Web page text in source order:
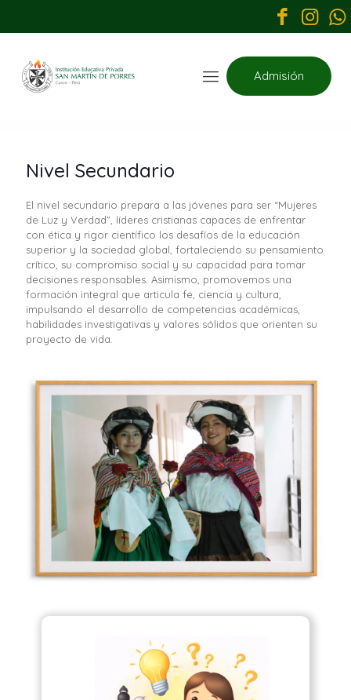
Admisión
Nivel Secundario
El nivel secundario prepara a las jóvenes para ser “Mujeres
de Luz y Verdad”, líderes cristianas capaces de enfrentar
con ética y rigor científico los desafíos de la educación
superior y la sociedad global, fortaleciendo su pensamiento
crítico, su compromiso social y su capacidad para tomar
decisiones responsables. Asimismo, promovemos una
formación integral que articula fe, ciencia y cultura,
impulsando el desarrollo de competencias académicas,
habilidades investigativas y valores sólidos que orienten su
proyecto de vida.